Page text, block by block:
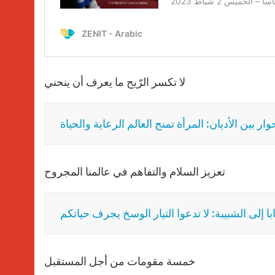
لا تكسر الرّيح ما يعرف أن ينحني
بين الأديان: المرأة تمنح العالم الرعاية والحياة
تعزيز السلام والتفاهم في عالمنا المجروح
إلى الشبيبة: لا تدعوا التيار الوسخ يجرف حياتكم
خمسة مقومات من أجل المستقبل